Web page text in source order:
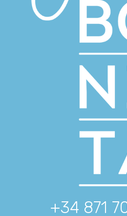
+34 871